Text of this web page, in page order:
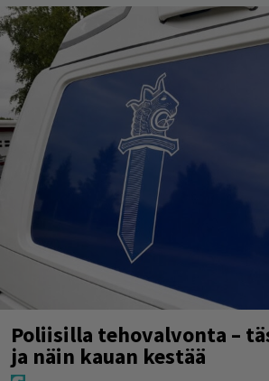
Poliisilla tehovalvonta –
ja näin kauan kestää